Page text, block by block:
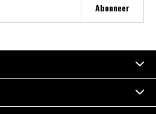
Abonneer